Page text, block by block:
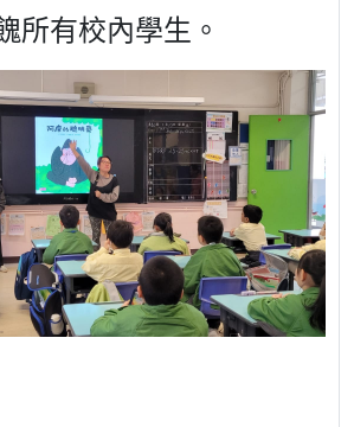
所有校內學生。